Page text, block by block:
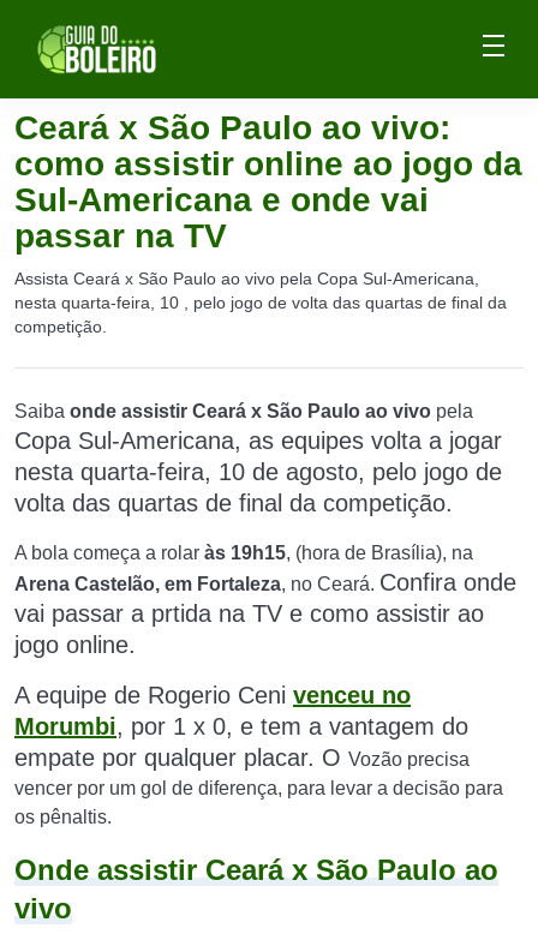
Ceará x São Paulo ao vivo:
como assistir online ao jogo da
Sul-Americana e onde vai
passar na TV
Assista Ceará x São Paulo ao vivo pela Copa Sul-Americana,
nesta quarta-feira, 10 , pelo jogo de volta das quartas de final da
competição.
Saiba onde assistir Ceará x São Paulo ao vivo pela
Copa Sul-Americana, as equipes volta a jogar
nesta quarta-feira, 10 de agosto, pelo jogo de
volta das quartas de final da competição.
A bola começa a rolar às 19h15, (hora de Brasília), na
Arena Castelão, em Fortaleza, no Ceará. Confira onde
vai passar a prtida na TV e como assistir ao
jogo online.
A equipe de Rogerio Ceni venceu no
Morumbi, por 1 x 0, e tem a vantagem do
empate por qualquer placar. O Vozão precisa
vencer por um gol de diferença, para levar a decisão para
os pênaltis.
Onde assistir Ceará x São Paulo ao
vivo